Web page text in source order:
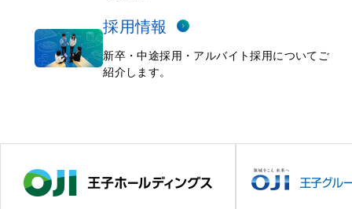
採用情報
新卒・中途採用・アルバイト採用についてご
紹介します。